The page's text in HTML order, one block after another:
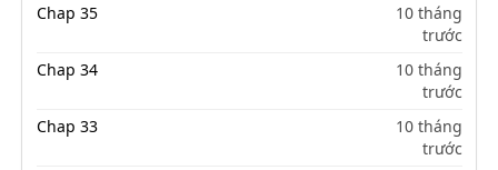
Chap 35
10 tháng
trước
Chap 34
10 tháng
trước
Chap 33
10 tháng
trước